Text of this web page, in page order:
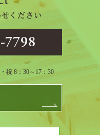
ください
7798
祝 8：30～17：30